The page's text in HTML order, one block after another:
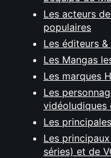
Les acteurs
populaires
Les éditeurs
Les Mangas
Les marques
Les
vidéoludiques
Les
Les
séries) et de